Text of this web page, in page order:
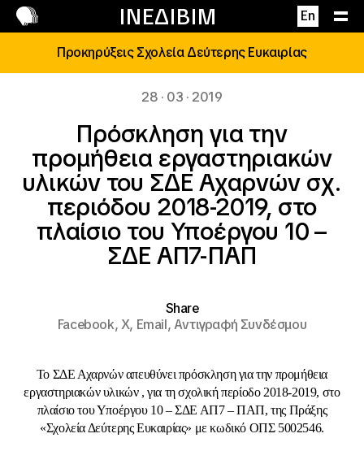
ΙΝΕΔΙΒΙΜ En
Επικοινωνία
Προκηρύξεις Σχολεία Δεύτερης Ευκαιρίας
28 · 03 · 2019
Πρόσκληση για την
προμήθεια εργαστηριακών
υλικών του ΣΔΕ Αχαρνών σχ.
περιόδου 2018-2019, στο
πλαίσιο του Υποέργου 10 –
ΣΔΕ ΑΠ7-ΠΑΠ
Share
Facebook,X, Email,Αντιγραφή Συνδέσμου
Το ΣΔΕ Αχαρνών απευθύνει πρόσκληση για την προμήθεια
εργαστηριακών υλικών , για τη σχολική περίοδο 2018-2019, στο
πλαίσιο του Υποέργου 10 – ΣΔΕ ΑΠ7 – ΠΑΠ, της Πράξης
«Σχολεία Δεύτερης Ευκαιρίας» με κωδικό ΟΠΣ 5002546.